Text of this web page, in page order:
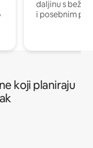
daljinu s
i posebnim
koji planiraju